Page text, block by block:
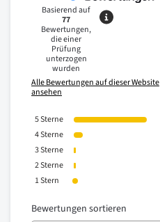
Basierend auf
77
Bewertungen,
die einer
Prüfung
unterzogen
wurden
Alle Bewertungen auf dieser Website
ansehen
5Sterne
4Sterne
3Sterne
2Sterne
1Stern
Bewertungen sortieren